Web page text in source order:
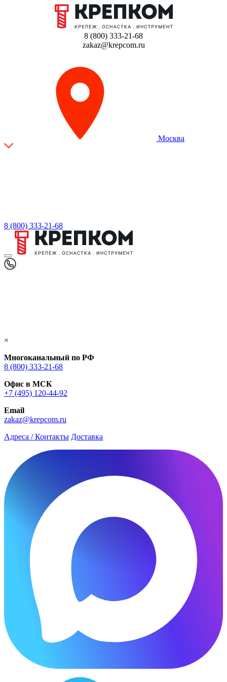
8 (800) 333-21-68
zakaz@krepcom.ru
Москва
8 (800) 333-21-68
×
Многоканальный по РФ
8 (800) 333‑21-68
Офис в МСК
+7 (495) 120-44-92
Email
zakaz@krepcom.ru
Адреса / Контакты Доставка